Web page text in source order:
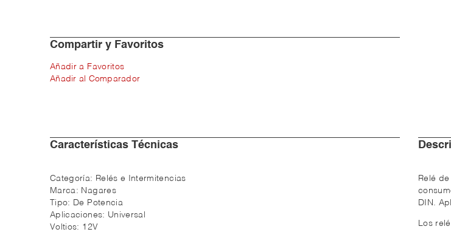
Compartir y Favoritos
Añadir a Favoritos
Añadir al Comparador
Características Técnicas
Categoría: Relés e Intermitencias
Marca: Nagares
Tipo: De Potencia
Aplicaciones: Universal
Voltios: 12V
Relé
DIN.
Los